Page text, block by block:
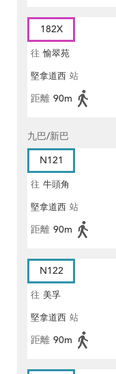
182X
往 愉翠苑
堅拿道西 站
距離 90m
九巴/新巴
N121
往 牛頭角
堅拿道西 站
距離 90m
N122
往 美孚
堅拿道西 站
距離 90m